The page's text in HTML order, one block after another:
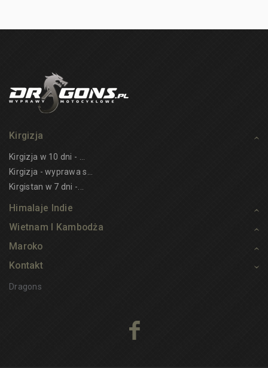
Kirgizja
Kirgizja w 10 dni - ...
Kirgizja - wyprawa s...
Kirgistan w 7 dni -...
Himalaje Indie
Wietnam I Kambodża
Maroko
Kontakt
Dragons